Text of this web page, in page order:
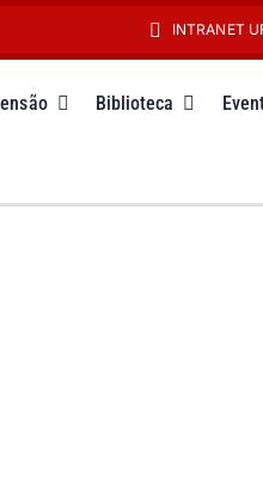
INTRANET
Biblioteca